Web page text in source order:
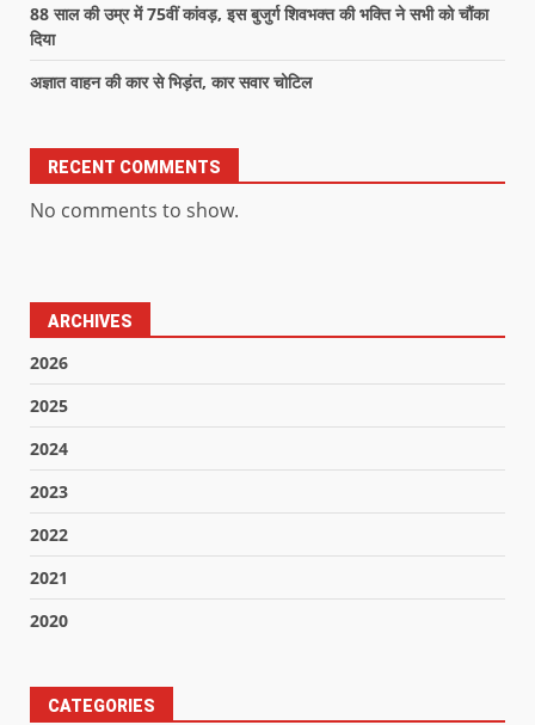
88 साल की उम्र में 75वीं कांवड़, इस बुजुर्ग शिवभक्त की भक्ति ने सभी को चौंका
दिया
अज्ञात वाहन की कार से भिड़ंत, कार सवार चोटिल
RECENT COMMENTS
No comments to show.
ARCHIVES
2026
2025
2024
2023
2022
2021
2020
CATEGORIES